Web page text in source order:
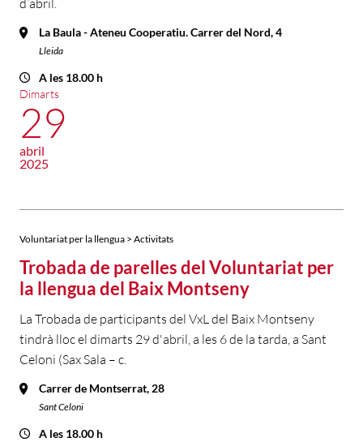
d’abril.
La Baula - Ateneu Cooperatiu. Carrer del Nord, 4
Lleida
A les 18.00 h
Dimarts
29
abril
2025
Voluntariat per la llengua > Activitats
Trobada de parelles del Voluntariat per
la llengua del Baix Montseny
La Trobada de participants del VxL del Baix Montseny
tindrà lloc el dimarts 29 d'abril, a les 6 de la tarda, a Sant
Celoni (Sax Sala – c.
Carrer de Montserrat, 28
Sant Celoni
A les 18.00 h